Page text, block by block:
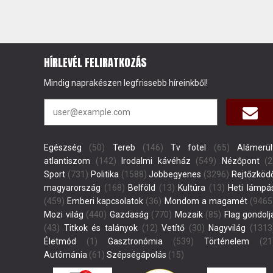
HÍRLEVÉL FELIRATKOZÁS
Mindig naprakészen legfrissebb híreinkből!
Egészség (50) Tereb (146) Tv fotel (65)
atlantiszom (142) Irodalmi kávéház (549) Nézőpont
Sport (731) Politika (1588) Jobbegyenes (3296)
magyarország (168) Belföld (13) Kultúra (13) Heti
(459) Emberi kapcsolatok (36) Mondom a magamét
Mozi világ (440) Gazdaság (770) Mozaik(85) Flag
(43) Titkok és talányok(12) Vetítő (30) Nagyvilág
Életmód
(1) Gasztronómia (539) Történelem
Autómánia (61) Szépségápolás (15)